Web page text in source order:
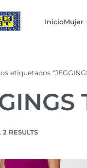
InicioMujer
etiquetados
RESULTS